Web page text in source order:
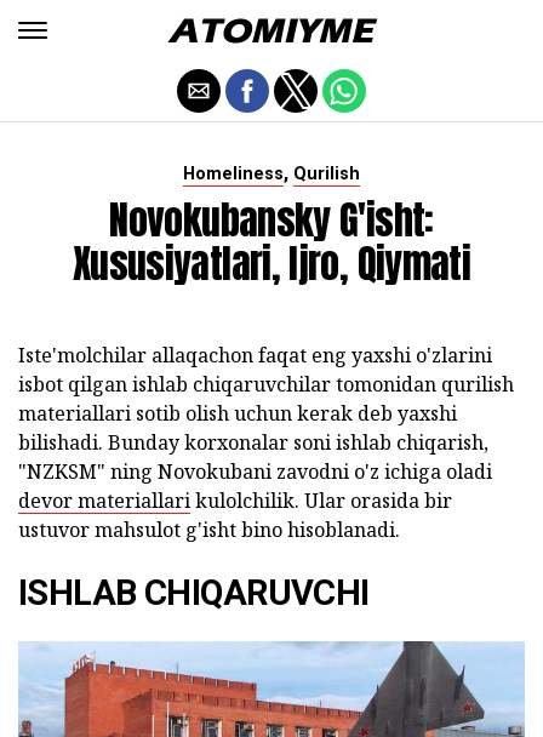
Homeliness, Qurilish
Novokubansky G'isht:
Xususiyatlari, Ijro, Qiymati
Iste'molchilar allaqachon faqat eng yaxshi o'zlarini
isbot qilgan ishlab chiqaruvchilar tomonidan qurilish
materiallari sotib olish uchun kerak deb yaxshi
bilishadi. Bunday korxonalar soni ishlab chiqarish,
"NZKSM" ning Novokubani zavodni o'z ichiga oladi
devor materiallarikulolchilik. Ular orasida bir
ustuvor mahsulot g'isht bino hisoblanadi.
ISHLAB CHIQARUVCHI